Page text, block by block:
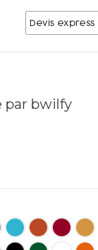
Devis express
par bwilfy